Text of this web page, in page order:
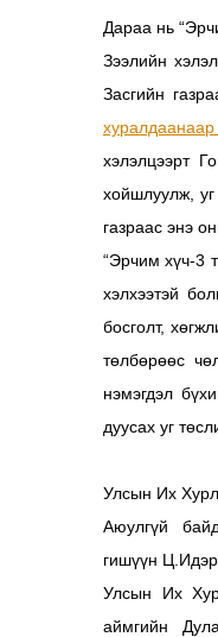
Дараа нь
Зээлийн
Засгийн
хэлэлцээрт
хойшлуулж, уг
газраас энэ
“Эрчим хүч-3
хэлхээтэй
босголт,
төлбөрөөс
нэмэгдэл
дуусах уг
Улсын Их
Аюулгүй
гишүүн
Улсын Их
аймгийн